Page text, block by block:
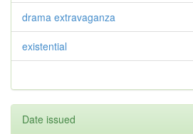
drama extravaganza
existential
Date issued